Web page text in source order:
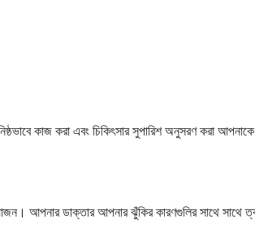
কাজ করা এবং চিকিৎসার সুপারিশ অনুসরণ করা
আপনার ডাক্তার আপনার ঝুঁকির কারণগুলির সাথে সাথে